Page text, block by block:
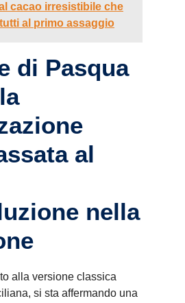
cacao irresistibile che
al primo assaggio
di Pasqua
al
nella
alla versione classica
si sta affermando una